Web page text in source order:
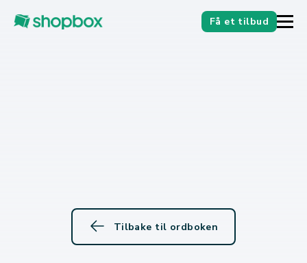
Få et tilbud
Tilbake til ordboken